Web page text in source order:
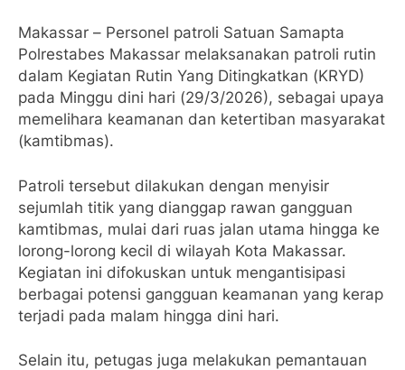
Makassar – Personel patroli Satuan Samapta
Polrestabes Makassar melaksanakan patroli rutin
dalam Kegiatan Rutin Yang Ditingkatkan (KRYD)
pada Minggu dini hari (29/3/2026), sebagai upaya
memelihara keamanan dan ketertiban masyarakat
(kamtibmas).
Patroli tersebut dilakukan dengan menyisir
sejumlah titik yang dianggap rawan gangguan
kamtibmas, mulai dari ruas jalan utama hingga ke
lorong-lorong kecil di wilayah Kota Makassar.
Kegiatan ini difokuskan untuk mengantisipasi
berbagai potensi gangguan keamanan yang kerap
terjadi pada malam hingga dini hari.
Selain itu, petugas juga melakukan pemantauan